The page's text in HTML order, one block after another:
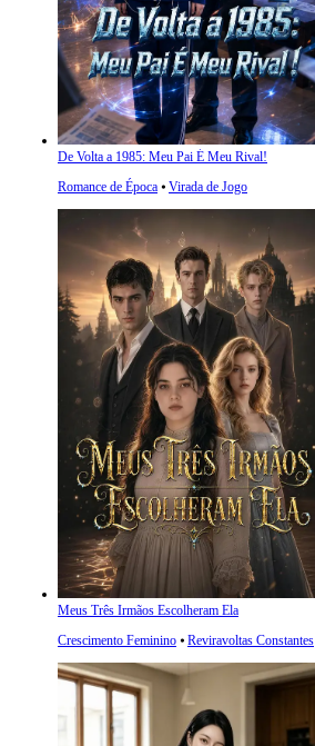
De Volta a 1985: Meu Pai É Meu Rival!
Romance de Época ⦁ Virada de Jogo
Meus Três Irmãos Escolheram Ela
Crescimento Feminino ⦁ Reviravoltas Constantes